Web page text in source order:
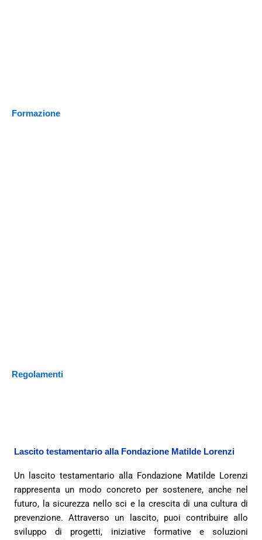
Formazione
Regolamenti
Lascito testamentario alla Fondazione Matilde Lorenzi
Un lascito testamentario alla Fondazione Matilde Lorenzi
rappresenta un modo concreto per sostenere, anche nel
futuro, la sicurezza nello sci e la crescita di una cultura di
prevenzione. Attraverso un lascito, puoi contribuire allo
sviluppo di progetti, iniziative formative e soluzioni